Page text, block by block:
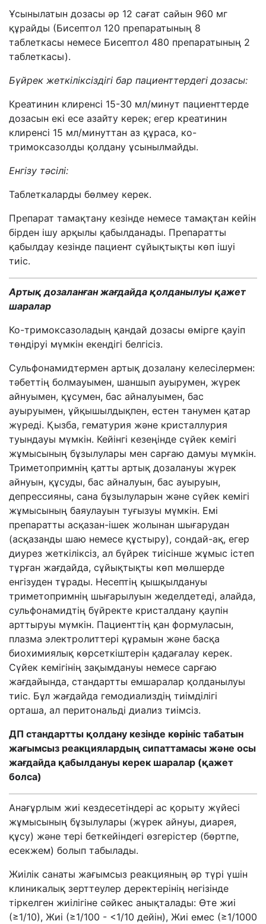
Ұсынылатын дозасы әр 12 сағат сайын 960 мг
құрайды (Бисептол 120 препаратының 8
таблеткасы немесе Бисептол 480 препаратының 2
таблеткасы).
Бүйрек жеткіліксіздігі бар пациенттердегі дозасы:
Креатинин клиренсі 15-30 мл/минут пациенттерде
дозасын екі есе азайту керек; егер креатинин
клиренсі 15 мл/минуттан аз құраса, ко-
тримоксазолды қолдану ұсынылмайды.
Енгізу тәсілі:
Таблеткаларды бөлмеу керек.
Препарат тамақтану кезінде немесе тамақтан кейін
бірден ішу арқылы қабылданады. Препаратты
қабылдау кезінде пациент сұйықтықты көп ішуі
тиіс.
Артық дозаланған жағдайда қолданылуы қажет
шаралар
Ко-тримоксазоладың қандай дозасы өмірге қауіп
төндіруі мүмкін екендігі белгісіз.
Сульфонамидтермен артық дозалану келесілермен:
тәбеттің болмауымен, шаншып ауырумен, жүрек
айнуымен, құсумен, бас айналуымен, бас
ауыруымен, ұйқышылдықпен, естен танумен қатар
жүреді. Қызба, гематурия және кристаллурия
туындауы мүмкін. Кейінгі кезеңінде сүйек кемігі
жұмысының бұзылулары мен сарғаю дамуы мүмкін.
Триметопримнің қатты артық дозалануы жүрек
айнуын, құсуды, бас айналуын, бас ауыруын,
депрессияны, сана бұзылуларын және сүйек кемігі
жұмысының баяулауын туғызуы мүмкін. Емі
препаратты асқазан-ішек жолынан шығарудан
(асқазанды шаю немесе құстыру), сондай-ақ, егер
диурез жеткіліксіз, ал бүйрек тиісінше жұмыс істеп
тұрған жағдайда, сұйықтықты көп мөлшерде
енгізуден тұрады. Несептің қышқылдануы
триметопримнің шығарылуын жеделдетеді, алайда,
сульфонамидтің бүйректе кристалдану қаупін
арттыруы мүмкін. Пациенттің қан формуласын,
плазма электролиттері құрамын және басқа
биохимиялық көрсеткіштерін қадағалау керек.
Сүйек кемігінің зақымдануы немесе сарғаю
жағдайында, стандартты емшаралар қолданылуы
тиіс. Бұл жағдайда гемодиализдің тиімділігі
орташа, ал перитональді диализ тиімсіз.
ДП стандартты қолдану кезінде көрініс табатын
жағымсыз реакциялардың сипаттамасы және осы
жағдайда қабылдануы керек шаралар (қажет
болса)
Анағұрлым жиі кездесетіндері ас қорыту жүйесі
жұмысының бұзылулары (жүрек айнуы, диарея,
құсу) және тері беткейіндегі өзгерістер (бөртпе,
есекжем) болып табылады.
Жиілік санаты жағымсыз реакцияның әр түрі үшін
клиникалық зерттеулер деректерінің негізінде
тіркелген жиілігіне сәйкес анықталады: Өте жиі
(≥1/10), Жиі (≥1/100 - <1/10 дейін), Жиі емес (≥1/1000